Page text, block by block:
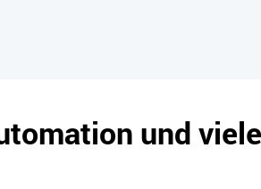
und